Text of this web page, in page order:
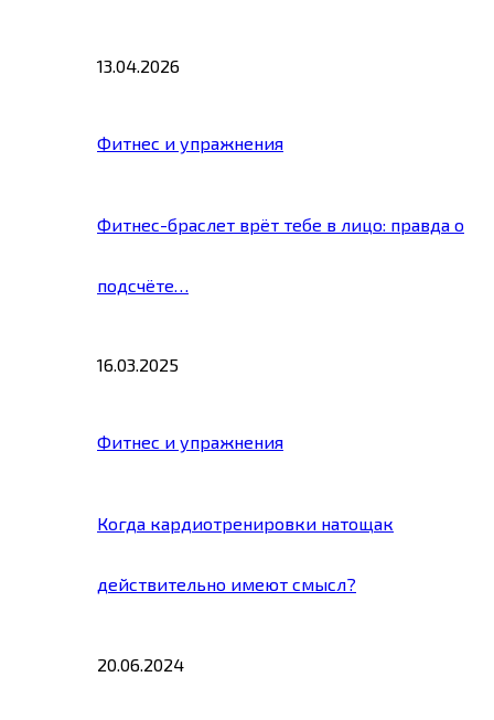
13.04.2026
Фитнес и упражнения
Фитнес-браслет врёт тебе в лицо: правда о
подсчёте…
16.03.2025
Фитнес и упражнения
Когда кардиотренировки натощак
действительно имеют смысл?
20.06.2024